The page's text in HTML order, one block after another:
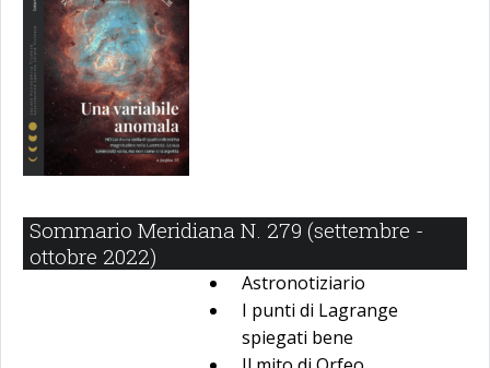
Sommario Meridiana N. 279 (settembre -
ottobre 2022)
Astronotiziario
I punti di Lagrange
spiegati bene